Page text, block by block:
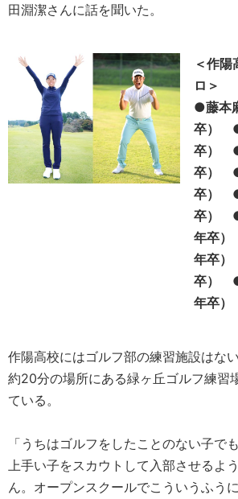
田淵潔さんに話を聞いた。
＜作
ロ＞
●藤本
卒） ●
卒） ●
卒）
卒）
卒） ●
年卒
年卒
卒）
年卒）
作陽高校にはゴルフ部の練習施設はな
約20分の場所にある緑ヶ丘ゴルフ練習
ている。
「うちはゴルフをしたことのない子で
上手い子をスカウトして入部させるよ
ん。オープンスクールでこういうふう